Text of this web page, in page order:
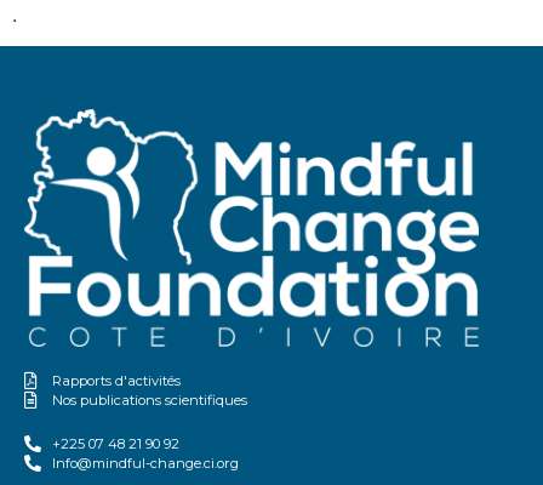
.
Rapports d'activités
Nos publications scientifiques
+225 07 48 21 90 92
Info@mindful-change.ci.org